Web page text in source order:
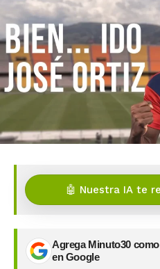
🤖 Nuestra IA te
Agrega Minuto30
en Google